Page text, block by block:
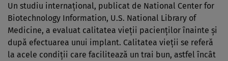
Un studiu internaţional, publicat de National Center for
Biotechnology Information, U.S. National Library of
Medicine, a evaluat calitatea vieţii pacienţilor înainte şi
după efectuarea unui implant. Calitatea vieţii se referă
la acele condiţii care facilitează un trai bun, astfel încât